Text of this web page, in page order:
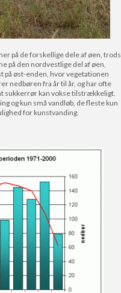
på de forskellige dele af øen, trods
på den nordvestlige del af øen,
på øst-enden, hvor vegetationen
nedbøren fra år til år, og har ofte
sukkerrør kan vokse tilstrækkeligt.
og kun små vandløb, de fleste kun
for kunstvanding.